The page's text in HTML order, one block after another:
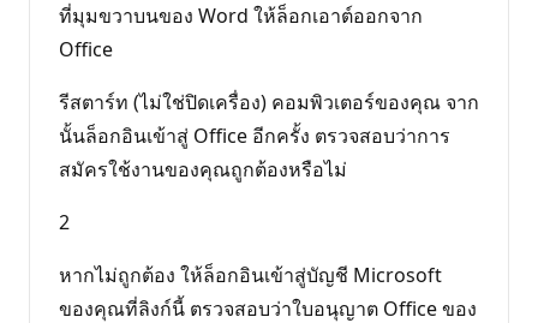
ที่มุมขวาบนของ Word ให้ล็อกเอาต์ออกจาก
Office
รีสตาร์ท (ไม่ใช่ปิดเครื่อง) คอมพิวเตอร์ของคุณ จาก
นั้นล็อกอินเข้าสู่ Office อีกครั้ง ตรวจสอบว่าการ
สมัครใช้งานของคุณถูกต้องหรือไม่
2
หากไม่ถูกต้อง ให้ล็อกอินเข้าสู่บัญชี Microsoft
ของคุณที่ลิงก์นี้ ตรวจสอบว่าใบอนุญาต Office ของ